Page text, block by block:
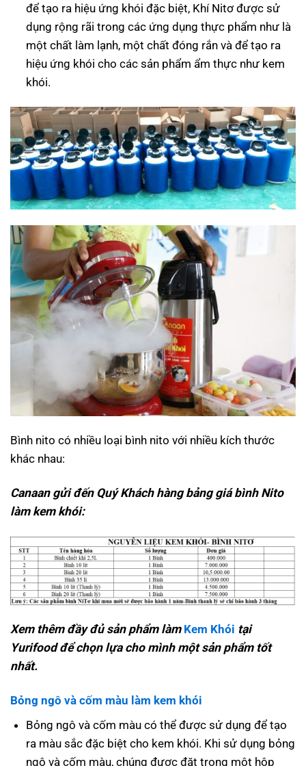
để tạo ra hiệu ứng khói đặc biệt, Khí Nitơ được sử
dụng rộng rãi trong các ứng dụng thực phẩm như là
một chất làm lạnh, một chất đóng rắn và để tạo ra
hiệu ứng khói cho các sản phẩm ẩm thực như kem
khói.
Bình nito có nhiều loại bình nito với nhiều kích thước
khác nhau:
Canaan gửi đến Quý Khách hàng bảng giá bình Nito
làm kem khói:
Xem thêm đầy đủ sản phẩm làm Kem Khói tại
Yurifood để chọn lựa cho mình một sản phẩm tốt
nhất.
Bỏng ngô và cốm màu làm kem khói
Bỏng ngô và cốm màu có thể được sử dụng để tạo
ra màu sắc đặc biệt cho kem khói. Khi sử dụng bỏng
ngô và cốm màu, chúng được đặt trong một hộp